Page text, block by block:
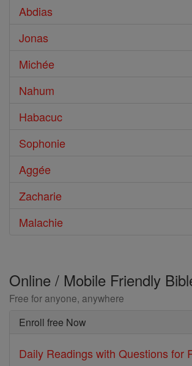
Abdias
Jonas
Michée
Nahum
Habacuc
Sophonie
Aggée
Zacharie
Malachie
Online / Mobile Friendly
Free for anyone, anywhere
Enroll free Now
Daily Readings with Questions for